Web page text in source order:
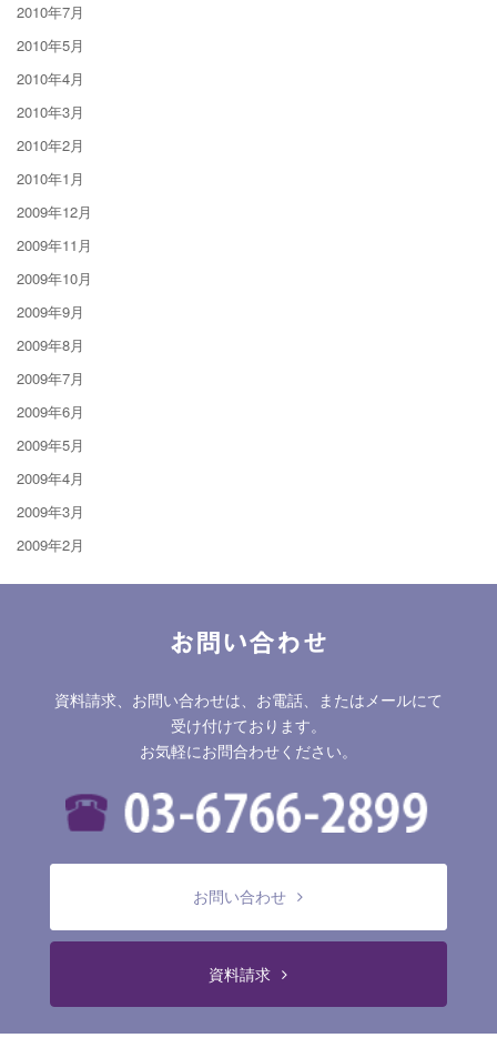
2010年7月
2010年5月
2010年4月
2010年3月
2010年2月
2010年1月
2009年12月
2009年11月
2009年10月
2009年9月
2009年8月
2009年7月
2009年6月
2009年5月
2009年4月
2009年3月
2009年2月
お問い合わせ
資料請求、お問い合わせは、お電話、またはメールにて
受け付けております。
お気軽にお問合わせください。
お問い合わせ
資料請求